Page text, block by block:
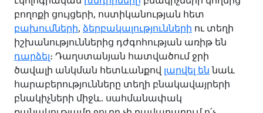
բողոքի ցույցերի, ոստիկանության հետ
բախումների, ձերբակալությունների ու տեղի
իշխանություններից դժգոհության առիթ են
դարձել։ Դաղստանյան հատվածում ջրի
ծավալի անկման հետևանքով լարվել եննաև
հարաբերությունները տեղի բնակավայրերի
բնակիչների միջև. սահմանափակ